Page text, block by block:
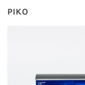
PIKO